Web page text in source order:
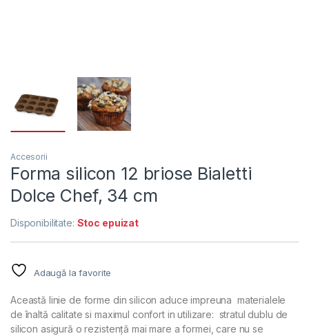
Accesorii
Forma silicon 12 briose Bialetti
Dolce Chef, 34 cm
Disponibilitate: Stoc epuizat
Adaugă la favorite
Această linie de forme din silicon aduce impreuna materialele
de înaltă calitate si maximul confort in utilizare: stratul dublu de
silicon asigură o rezistență mai mare a formei, care nu se